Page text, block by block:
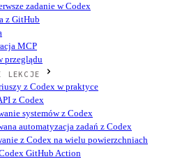
zadanie w Codex
z GitHub
MCP
przeglądu
LEKCJE
z Codex w praktyce
z Codex
systemów z Codex
automatyzacja zadań z Codex
z Codex na wielu powierzchniach
GitHub Action